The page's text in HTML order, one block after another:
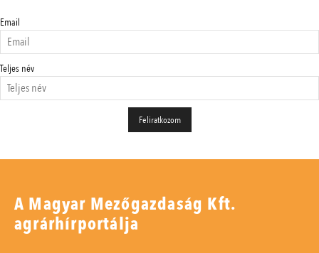
Email
Teljes név
A Magyar Mezőgazdaság Kft.
agrárhírportálja